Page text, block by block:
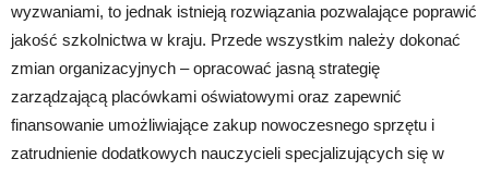
wyzwaniami, to jednak istnieją rozwiązania pozwalające poprawić
jakość szkolnictwa w kraju. Przede wszystkim należy dokonać
zmian organizacyjnych – opracować jasną strategię
zarządzającą placówkami oświatowymi oraz zapewnić
finansowanie umożliwiające zakup nowoczesnego sprzętu i
zatrudnienie dodatkowych nauczycieli specjalizujących się w